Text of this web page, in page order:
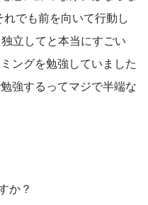
でも前を向いて行動し
立してと本当にすごい
ングを勉強していました
強するってマジで半端な
か？